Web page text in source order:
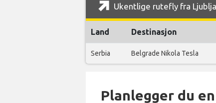
Ukentlige rutefly fra
Land Destinasjon
Serbia Belgrade Nikola Tesla
Planlegger du